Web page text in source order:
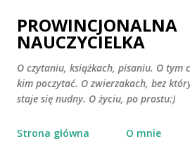
Przejdź do głównej
PROWINCJONALNA
NAUCZYCIELKA
O czytaniu, książkach, pisaniu. O tym
kim poczytać. O zwierzakach, bez
staje się nudny. O życiu, po prostu:)
Strona główna O mnie